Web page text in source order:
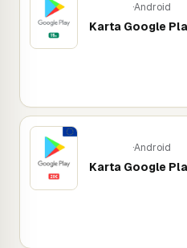
·Android
Karta Google
·Android
Karta Google